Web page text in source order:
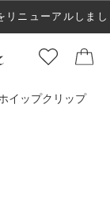
リニューアルしまし
イップクリップ